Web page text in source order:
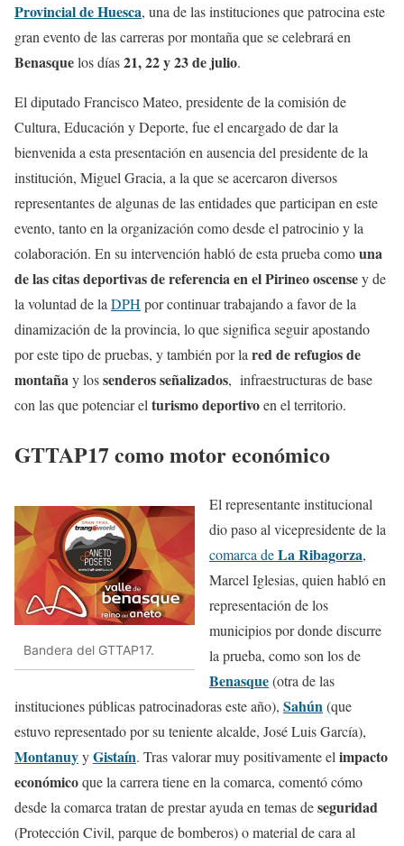
Provincial de Huesca, una de las instituciones que patrocina este
gran evento de las carreras por montaña que se celebrará en
Benasquelos días21, 22 y 23 de julio.
El diputado Francisco Mateo, presidente de la comisión de
Cultura, Educación y Deporte, fue el encargado de dar la
bienvenida a esta presentación en ausencia del presidente de la
institución, Miguel Gracia, a la que se acercaron diversos
representantes de algunas de las entidades que participan en este
evento, tanto en la organización como desde el patrocinio y la
colaboración. En su intervención habló de esta prueba comouna
de las citas deportivas de referencia en el Pirineo oscensey de
la voluntad de laDPH por continuar trabajando a favor de la
dinamización de la provincia, lo que significa seguir apostando
por este tipo de pruebas, y también por lared de refugios de
montañay lossenderos señalizados, infraestructuras de base
con las que potenciar elturismo deportivoen el territorio.
GTTAP17 como motor económico
Bandera del GTTAP17.
El representante institucional
dio paso al vicepresidente de la
comarca deLa Ribagorza,
Marcel Iglesias, quien habló en
representación de los
municipios por donde discurre
la prueba, como son los de
Benasque(otra de las
instituciones públicas patrocinadoras este año), Sahún(que
estuvo representado por su teniente alcalde, José Luis García),
MontanuyyGistaín. Tras valorar muy positivamente el impacto
económicoque la carrera tiene en la comarca, comentó cómo
desde la comarca tratan de prestar ayuda en temas deseguridad
(Protección Civil, parque de bomberos) o material de cara al